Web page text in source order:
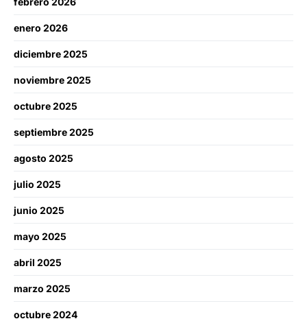
enero 2026
diciembre 2025
noviembre 2025
octubre 2025
septiembre 2025
agosto 2025
julio 2025
junio 2025
mayo 2025
abril 2025
marzo 2025
octubre 2024